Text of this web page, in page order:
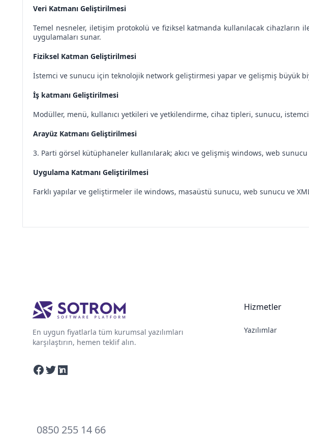
Veri Katmanı Geliştirilmesi
Temel nesneler, iletişim protokolü ve fiziksel katmanda kullanılacak
uygulamaları sunar.
Fiziksel Katman Geliştirilmesi
İstemci ve sunucu için teknolojik network geliştirmesi yapar ve gelişmiş büyük
İş katmanı Geliştirilmesi
Modüller, menü, kullanıcı yetkileri ve yetkilendirme, cihaz tipleri, sunucu,
Arayüz Katmanı Geliştirilmesi
3. Parti görsel kütüphaneler kullanılarak; akıcı ve gelişmiş windows, web
Uygulama Katmanı Geliştirilmesi
Farklı yapılar ve geliştirmeler ile windows, masaüstü sunucu, web sunucu ve
En uygun fiyatlarla tüm kurumsal yazılımları
karşılaştırın, hemen teklif alın.
Facebook
TwitterLinkedin
Hizmetler
Yazılımlar
0850 255 14 66